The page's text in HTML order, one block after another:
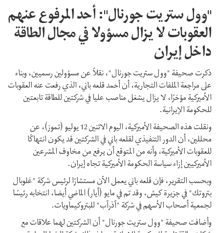
"وول ستريت جورنال": أحد المرفوع عنهم
العقوبات لا يزال مسؤولا في مجال الطاقة
داخل إيران
ذكرت صحيفة "وول ستريت جورنال"، نقلاً عن مسؤولين رسميين، وبناء
على مراجعة الملفات التجارية، أن أحمد قلعه باني، الذي رفعت عنه العقوبات
الأميركية مؤخرًا، لا يزال يشغل مناصب عليا في شركتين للطاقة تابعتين
للحكومة الإيرانية.
ونقلت هذه الصحيفة الأميركية، اليوم الاثنين 12 يوليو (تموز)، عن
محللين، أن الدور التنفيذي لقلعه باني في الشركتين قد يكون انتهاكًا
للعقوبات الأميركية، وأنه من المتوقع أن يرفع من مخاوف المشرعين
الأميركيين إزاء سياسة الحكومة الأميركية تجاه إيران.
وبحسب التقرير، فإن قلعه باني يعمل الآن مستشارًا لرئيس شركة "غلوبال
بتروتك" في جزيرة كيش، وقد تم في مايو (أيار) الماضي أيضا، انتخابه رئيسًا
لجمعية أصحاب الأسهم في شركة "آذرآب" للبتروكيماويات.
وأضافت صحيفة "وول ستريت جورنال" أن الشركتين لهما علاقات مع